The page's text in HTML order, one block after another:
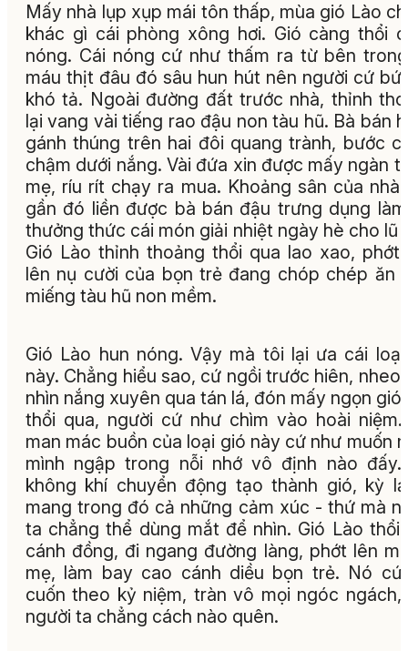
Mấy nhà lụp xụp mái tôn thấp, mùa gió Lào
khác gì cái phòng xông hơi. Gió càng thổi
nóng. Cái nóng cứ như thấm ra từ bên
máu thịt đâu đó sâu hun hút nên người cứ
khó tả. Ngoài đường đất trước nhà, thỉnh
lại vang vài tiếng rao đậu non tàu hũ. Bà bán
gánh thúng trên hai đôi quang trành, bước
chậm dưới nắng. Vài đứa xin được mấy ngàn
mẹ, ríu rít chạy ra mua. Khoảng sân của nhà
gần đó liền được bà bán đậu trưng dụng
thưởng thức cái món giải nhiệt ngày hè cho lũ
Gió Lào thỉnh thoảng thổi qua lao xao, phớt
lên nụ cười của bọn trẻ đang chóp chép ăn
miếng tàu hũ non mềm.
Gió Lào hun nóng. Vậy mà tôi lại ưa cái
này. Chẳng hiểu sao, cứ ngồi trước hiên, nheo
nhìn nắng xuyên qua tán lá, đón mấy ngọn gió
thổi qua, người cứ như chìm vào hoài niệm.
man mác buồn của loại gió này cứ như muốn
mình ngập trong nỗi nhớ vô định nào đấy.
không khí chuyển động tạo thành gió, kỳ
mang trong đó cả những cảm xúc - thứ mà
ta chẳng thể dùng mắt để nhìn. Gió Lào thổi
cánh đồng, đi ngang đường làng, phớt lên
mẹ, làm bay cao cánh diều bọn trẻ. Nó cứ
cuốn theo kỷ niệm, tràn vô mọi ngóc ngách,
người ta chẳng cách nào quên.